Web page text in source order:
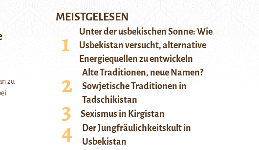
zu
MEISTGELESEN
Unter der usbekischen Sonne: Wie
Usbekistan versucht, alternative
Energiequellen zu entwickeln
Alte Traditionen, neue Namen?
Sowjetische Traditionen in
Tadschikistan
Sexismus in Kirgistan
Der Jungfräulichkeitskult in
Usbekistan